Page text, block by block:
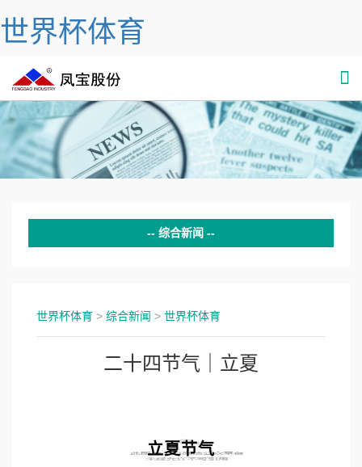
世界杯体育
综合新闻
公示
世界杯体育 > 综合新闻 > 世界杯体育
二十四节气｜立夏
立夏节气